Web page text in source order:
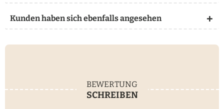
Kunden haben sich ebenfalls angesehen
BEWERTUNG
SCHREIBEN